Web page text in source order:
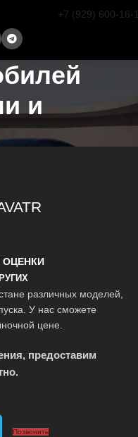
+7 (929) 600-16-
и
различных моделей,
У нас сможете
цене.
предоставим
Позвонить